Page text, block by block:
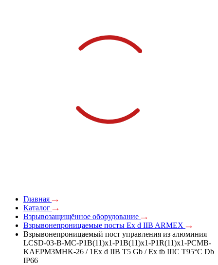
Главная
Каталог
Взрывозащищённое оборудование
Взрывонепроницаемые посты Ex d IIB ARMEX
Взрывонепроницаемый пост управления из алюминия
LCSD-03-B-MC-P1B(11)x1-P1B(11)x1-P1R(11)x1-PCMB-
KAEPM3MHK-26 / 1Ex d IIB T5 Gb / Ex tb IIIC T95°С Db
IP66